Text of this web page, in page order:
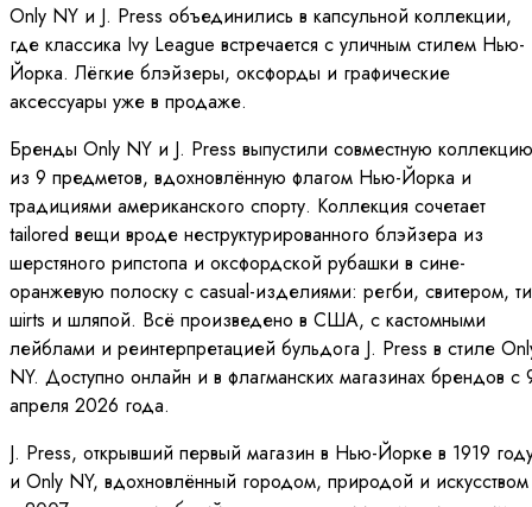
Only NY и J. Press объединились в капсульной коллекции,
где классика Ivy League встречается с уличным стилем Нью-
Йорка. Лёгкие блэйзеры, оксфорды и графические
аксессуары уже в продаже.
Бренды Only NY и J. Press выпустили совместную коллекцию
из 9 предметов, вдохновлённую флагом Нью-Йорка и
традициями американского спорту. Коллекция сочетает
tailored вещи вроде неструктурированного блэйзера из
шерстяного рипстопа и оксфордской рубашки в сине-
оранжевую полоску с casual-изделиями: регби, свитером,
шirts и шляпой. Всё произведено в США, с кастомными
лейблами и реинтерпретацией бульдога J. Press в стиле
NY. Доступно онлайн и в флагманских магазинах брендов с
апреля 2026 года.
J. Press, открывший первый магазин в Нью-Йорке в 1919
и Only NY, вдохновлённый городом, природой и искусством